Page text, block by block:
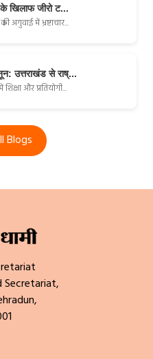
के खिलाफ जीरो ट...
अगुवाई में भ्रष्टाचार...
उत्तराखंड से राष्...
और प्रतियोगी...
Blogs
Secretariat,